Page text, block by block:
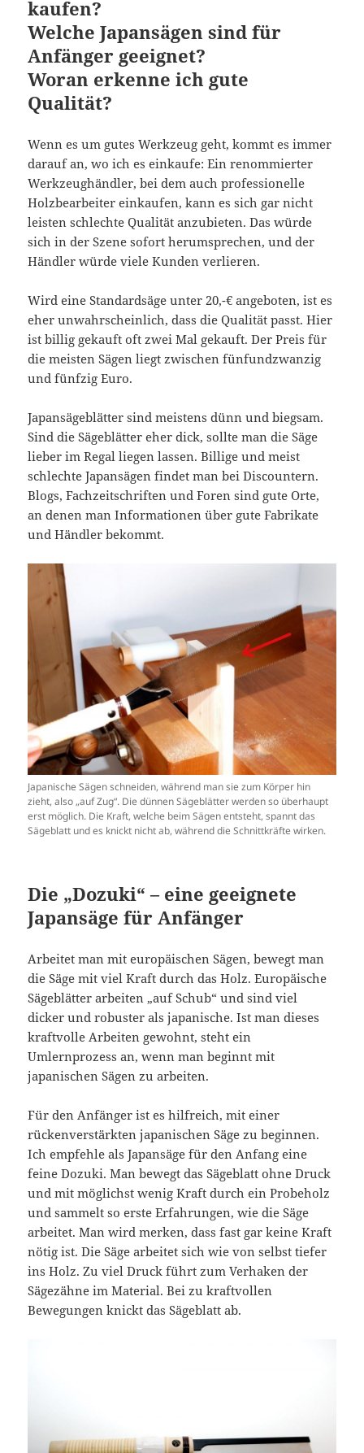
kaufen?
Welche Japansägen sind für
Anfänger geeignet?
Woran erkenne ich gute
Qualität?
Wenn es um gutes Werkzeug geht, kommt es immer
darauf an, wo ich es einkaufe: Ein renommierter
Werkzeughändler, bei dem auch professionelle
Holzbearbeiter einkaufen, kann es sich gar nicht
leisten schlechte Qualität anzubieten. Das würde
sich in der Szene sofort herumsprechen, und der
Händler würde viele Kunden verlieren.
Wird eine Standardsäge unter 20,-€ angeboten, ist es
eher unwahrscheinlich, dass die Qualität passt. Hier
ist billig gekauft oft zwei Mal gekauft. Der Preis für
die meisten Sägen liegt zwischen fünfundzwanzig
und fünfzig Euro.
Japansägeblätter sind meistens dünn und biegsam.
Sind die Sägeblätter eher dick, sollte man die Säge
lieber im Regal liegen lassen. Billige und meist
schlechte Japansägen findet man bei Discountern.
Blogs, Fachzeitschriften und Foren sind gute Orte,
an denen man Informationen über gute Fabrikate
und Händler bekommt.
Japanische Sägen schneiden, während man sie zum Körper hin
zieht, also „auf Zug“. Die dünnen Sägeblätter werden so überhaupt
erst möglich. Die Kraft, welche beim Sägen entsteht, spannt das
Sägeblatt und es knickt nicht ab, während die Schnittkräfte wirken.
Die „Dozuki“ – eine geeignete
Japansäge für Anfänger
Arbeitet man mit europäischen Sägen, bewegt man
die Säge mit viel Kraft durch das Holz. Europäische
Sägeblätter arbeiten „auf Schub“ und sind viel
dicker und robuster als japanische. Ist man dieses
kraftvolle Arbeiten gewohnt, steht ein
Umlernprozess an, wenn man beginnt mit
japanischen Sägen zu arbeiten.
Für den Anfänger ist es hilfreich, mit einer
rückenverstärkten japanischen Säge zu beginnen.
Ich empfehle als Japansäge für den Anfang eine
feine Dozuki. Man bewegt das Sägeblatt ohne Druck
und mit möglichst wenig Kraft durch ein Probeholz
und sammelt so erste Erfahrungen, wie die Säge
arbeitet. Man wird merken, dass fast gar keine Kraft
nötig ist. Die Säge arbeitet sich wie von selbst tiefer
ins Holz. Zu viel Druck führt zum Verhaken der
Sägezähne im Material. Bei zu kraftvollen
Bewegungen knickt das Sägeblatt ab.